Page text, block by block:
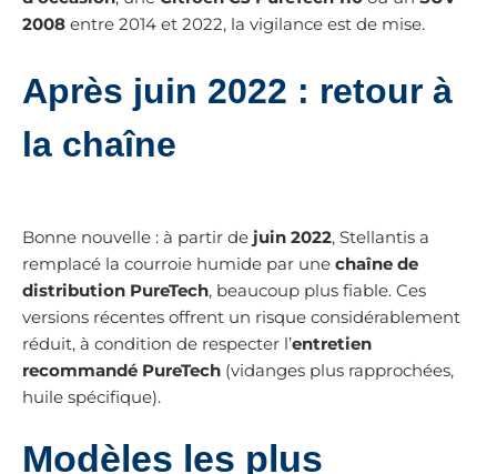
2008 entre 2014 et 2022, la vigilance est de mise.
Après juin 2022 : retour à
la chaîne
Bonne nouvelle : à partir de juin 2022, Stellantis a
remplacé la courroie humide par une chaîne de
distribution PureTech, beaucoup plus fiable. Ces
versions récentes offrent un risque considérablement
réduit, à condition de respecter l’entretien
recommandé PureTech (vidanges plus rapprochées,
huile spécifique).
Modèles les plus